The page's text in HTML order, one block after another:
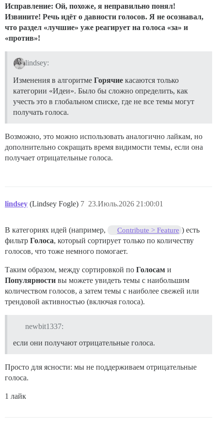
Исправление: Ой, похоже, я неправильно понял!
Извините! Речь идёт о давности голосов. Я не осознавал,
что раздел «лучшие» уже реагирует на голоса «за» и
«против»!
lindsey:
Изменения в алгоритме Горячие касаются только
категории «Идеи». Было бы сложно определить, как
учесть это в глобальном списке, где не все темы могут
получать голоса.
Возможно, это можно использовать аналогично лайкам, но
дополнительно сокращать время видимости темы, если она
получает отрицательные голоса.
lindsey (Lindsey Fogle) 23.Июль.2026 21:00:01
7
В категориях идей (например, Contribute > Feature ) есть
фильтр Голоса, который сортирует только по количеству
голосов, что тоже немного помогает.
Таким образом, между сортировкой по Голосам и
Популярности вы можете увидеть темы с наибольшим
количеством голосов, а затем темы с наиболее свежей или
трендовой активностью (включая голоса).
newbit1337:
если они получают отрицательные голоса.
Просто для ясности: мы не поддерживаем отрицательные
голоса.
1 лайк